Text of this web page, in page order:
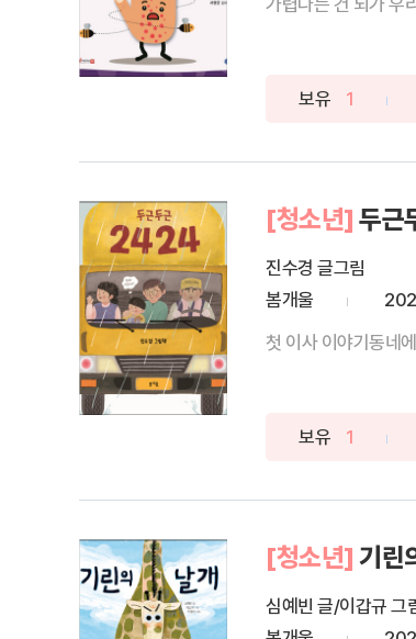
가렵다는 건 뇌가 우
보유 1
[청소년] 두근
진수경 글그림
봄개울
첫 이사 이야기동네
보유 1
[청소년] 기린
심예빈 글/이갑규 그